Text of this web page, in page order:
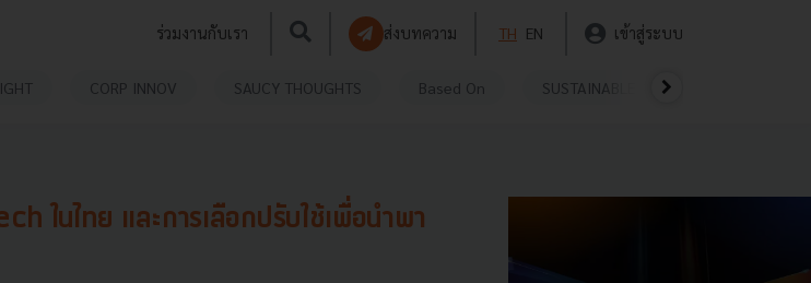
ร่วมงานกับเรา ส่งบทความ TH EN เข้าสู่ระบบ
CORP INNOV SAUCY THOUGHTS Based On SUSTAINABLE
ในไทย และการเลือกปรับใช้เพื่อนำพา